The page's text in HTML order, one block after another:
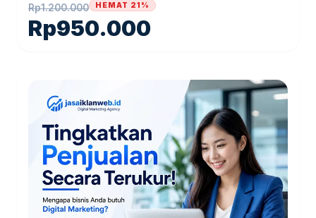
Rp1.200.000
Rp950.000
HEMAT 21%